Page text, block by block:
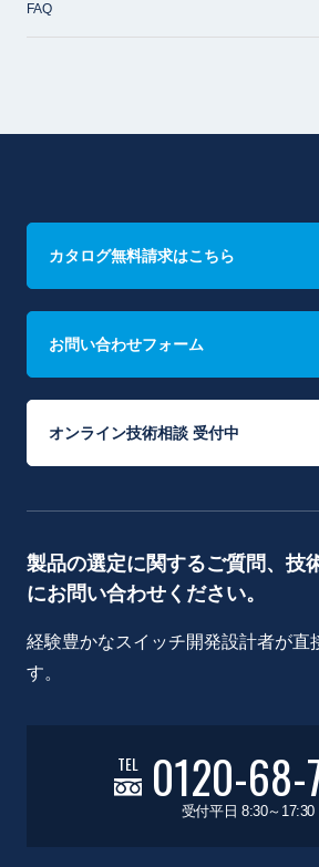
FAQ
カタログ無料請求はこちら
お問い合わせフォーム
オンライン技術相談 受付中
製品の選定に関するご質問、技
にお問い合わせください。
経験豊かなスイッチ開発設計者が直
す。
TEL 0120-68-
受付平日 8:30～17:30